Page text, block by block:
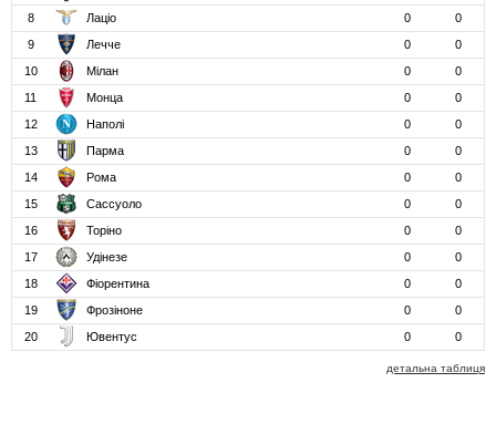
8
Лаціо 0
0
9
Лечче 0
0
10
Мілан 0
0
11
Монца 0
0
12
Наполі 0
0
13
Парма 0
0
14
Рома 0
0
15
Сассуоло 0
0
16
Торіно 0
0
17
Удінезе 0
0
18
Фіорентина 0
0
19
Фрозіноне 0
0
20
Ювентус 0 0
детальна таблиця